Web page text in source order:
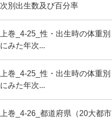
次別出生数及び百分率
上巻_4-25_性・出生時の体重別
にみた年次...
上巻_4-25_性・出生時の体重別
にみた年次...
上巻_4-26_都道府県（20大都市